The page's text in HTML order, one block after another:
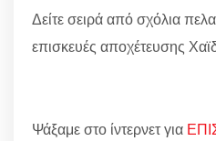
Δείτε σειρά από σχόλια
επισκευές αποχέτευσης
Ψάξαμε στο ίντερνετ για